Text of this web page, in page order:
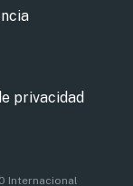
privacidad
Internacional